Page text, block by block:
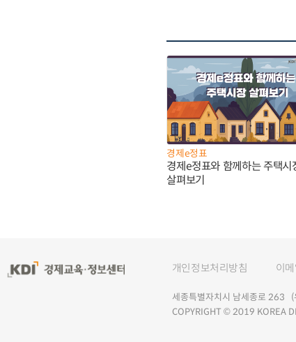
경제e정표
경제e정표와 함께하는 주택시
살펴보기
개인정보처리방침 이
세종특별자치시 남세종로
COPYRIGHT © 2019 KOREA